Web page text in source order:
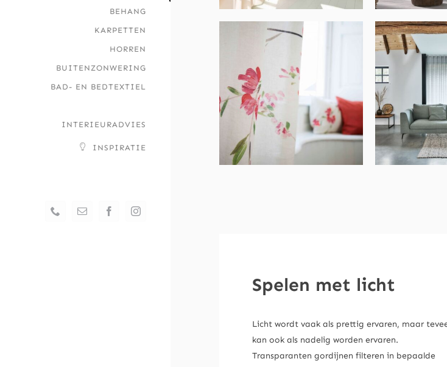
BEHANG
KARPETTEN
HORREN
BUITENZONWERING
BAD- EN BEDTEXTIEL
INTERIEURADVIES
INSPIRATIE
PhoneEmail FacebookInstagram
Spelen met licht
Licht wordt vaak als prettig ervaren, maar
kan ook als nadelig worden ervaren.
Transparanten gordijnen filteren in bepaalde